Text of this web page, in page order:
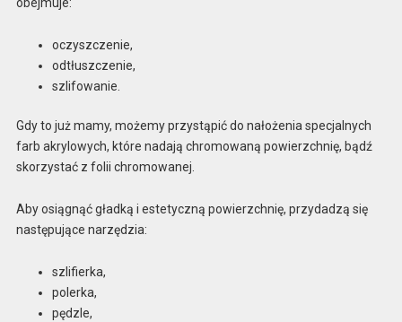
obejmuje:
oczyszczenie,
odtłuszczenie,
szlifowanie.
Gdy to już mamy, możemy przystąpić do nałożenia specjalnych
farb akrylowych, które nadają chromowaną powierzchnię, bądź
skorzystać z folii chromowanej.
Aby osiągnąć gładką i estetyczną powierzchnię, przydadzą się
następujące narzędzia:
szlifierka,
polerka,
pędzle,